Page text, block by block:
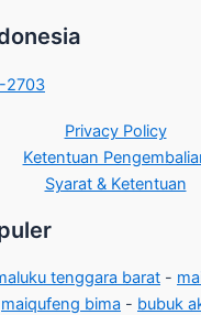
2703
Privacy Policy
Ketentuan
Syarat & Ketentuan
tenggara barat -
maiqufeng bima - bubuk